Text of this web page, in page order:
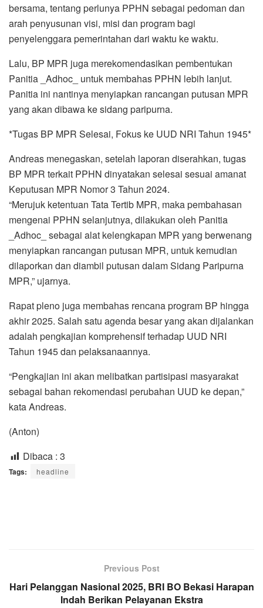
bersama, tentang perlunya PPHN sebagai pedoman dan
arah penyusunan visi, misi dan program bagi
penyelenggara pemerintahan dari waktu ke waktu.
Lalu, BP MPR juga merekomendasikan pembentukan
Panitia _Adhoc_ untuk membahas PPHN lebih lanjut.
Panitia ini nantinya menyiapkan rancangan putusan MPR
yang akan dibawa ke sidang paripurna.
*Tugas BP MPR Selesai, Fokus ke UUD NRI Tahun 1945*
Andreas menegaskan, setelah laporan diserahkan, tugas
BP MPR terkait PPHN dinyatakan selesai sesuai amanat
Keputusan MPR Nomor 3 Tahun 2024.
“Merujuk ketentuan Tata Tertib MPR, maka pembahasan
mengenai PPHN selanjutnya, dilakukan oleh Panitia
_Adhoc_ sebagai alat kelengkapan MPR yang berwenang
menyiapkan rancangan putusan MPR, untuk kemudian
dilaporkan dan diambil putusan dalam Sidang Paripurna
MPR,” ujarnya.
Rapat pleno juga membahas rencana program BP hingga
akhir 2025. Salah satu agenda besar yang akan dijalankan
adalah pengkajian komprehensif terhadap UUD NRI
Tahun 1945 dan pelaksanaannya.
“Pengkajian ini akan melibatkan partisipasi masyarakat
sebagai bahan rekomendasi perubahan UUD ke depan,”
kata Andreas.
(Anton)
Dibaca : 3
Tags: headline
Previous Post
Hari Pelanggan Nasional 2025, BRI BO Bekasi Harapan
Indah Berikan Pelayanan Ekstra